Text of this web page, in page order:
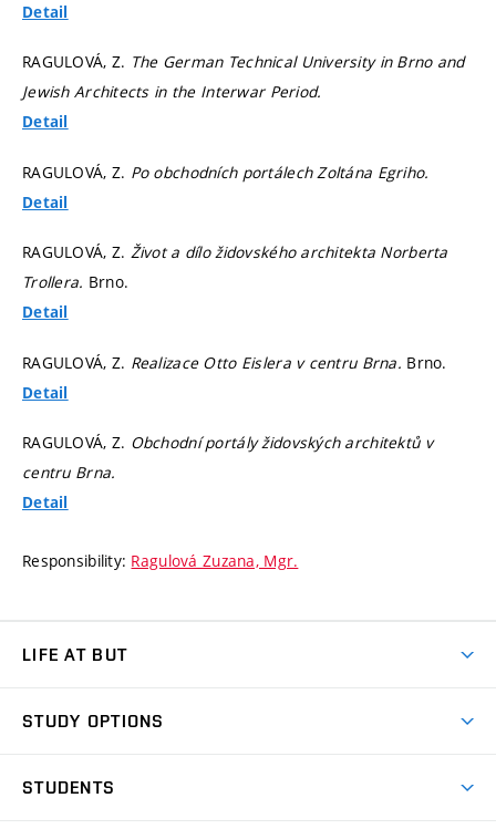
Detail
RAGULOVÁ, Z. The German Technical University in Brno and
Jewish Architects in the Interwar Period.
Detail
RAGULOVÁ, Z. Po obchodních portálech Zoltána Egriho.
Detail
RAGULOVÁ, Z. Život a dílo židovského architekta Norberta
Trollera. Brno.
Detail
RAGULOVÁ, Z. Realizace Otto Eislera v centru Brna. Brno.
Detail
RAGULOVÁ, Z. Obchodní portály židovských architektů v
centru Brna.
Detail
Responsibility: Ragulová Zuzana, Mgr.
LIFE AT BUT
Dormitories
STUDY OPTIONS
STUDENTS